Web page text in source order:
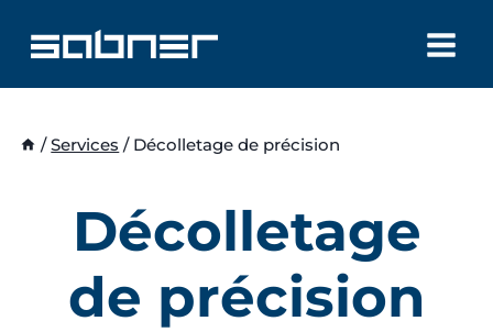
contenu
/ Services / Décolletage de précision
Décolletage
de précision